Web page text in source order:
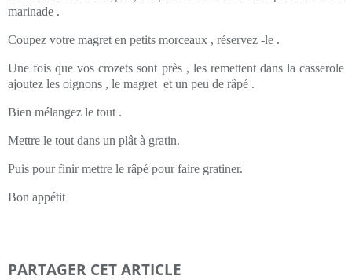
marinade .
Coupez votre magret en petits morceaux , réservez -le .
Une fois que vos crozets sont près , les remettent dans la casserole
ajoutez les oignons , le magret et un peu de râpé .
Bien mélangez le tout .
Mettre le tout dans un plât à gratin.
Puis pour finir mettre le râpé pour faire gratiner.
Bon appétit
PARTAGER CET ARTICLE